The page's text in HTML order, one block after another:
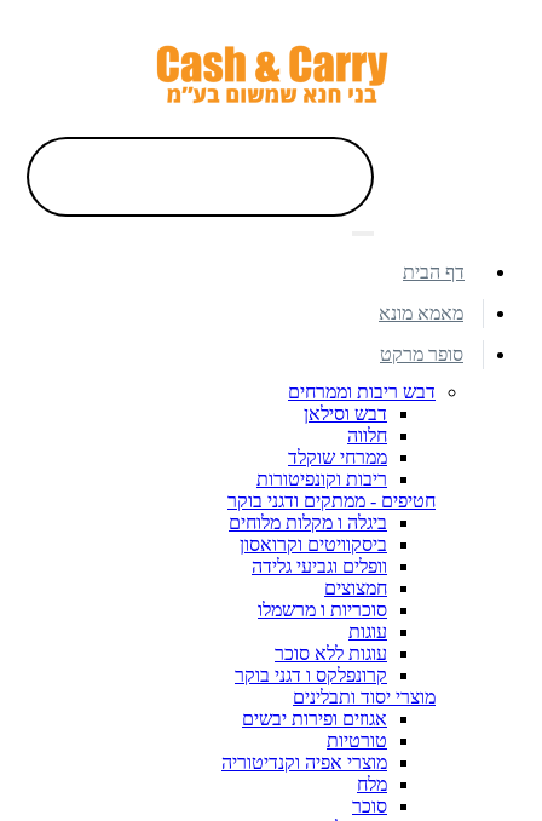
דף הבית
מאמא מונא
סופר מרקט
דבש ריבות וממרחים
דבש וסילאן
חלווה
ממרחי שוקלד
ריבות וקונפיטורות
חטיפים - ממתקים ודגני בוקר
ביגלה ו מקלות מלוחים
ביסקוויטים וקרואסון
וופלים וגביעי גלידה
חמצוצים
סוכריות ו מרשמלו
עוגות
עוגות ללא סוכר
קרונפלקס ו דגני בוקר
מוצרי יסוד ותבלינים
אגוזים ופירות יבשים
טורטיות
מוצרי אפיה וקנדיטוריה
מלח
סוכר